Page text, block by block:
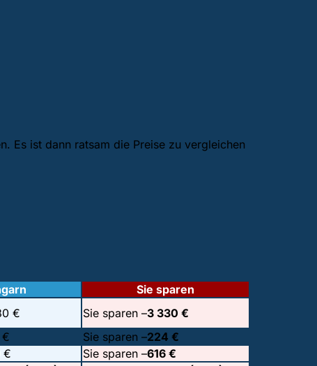
Es ist dann ratsam die Preise zu vergleichen
Sie sparen
€ Sie sparen –3 330 €
€ Sie sparen –224 €
€ Sie sparen –616 €